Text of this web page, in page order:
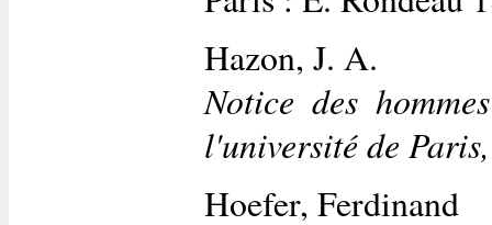
Hazon, J. A.
Notice des
l'université de
Hoefer, Ferdinand